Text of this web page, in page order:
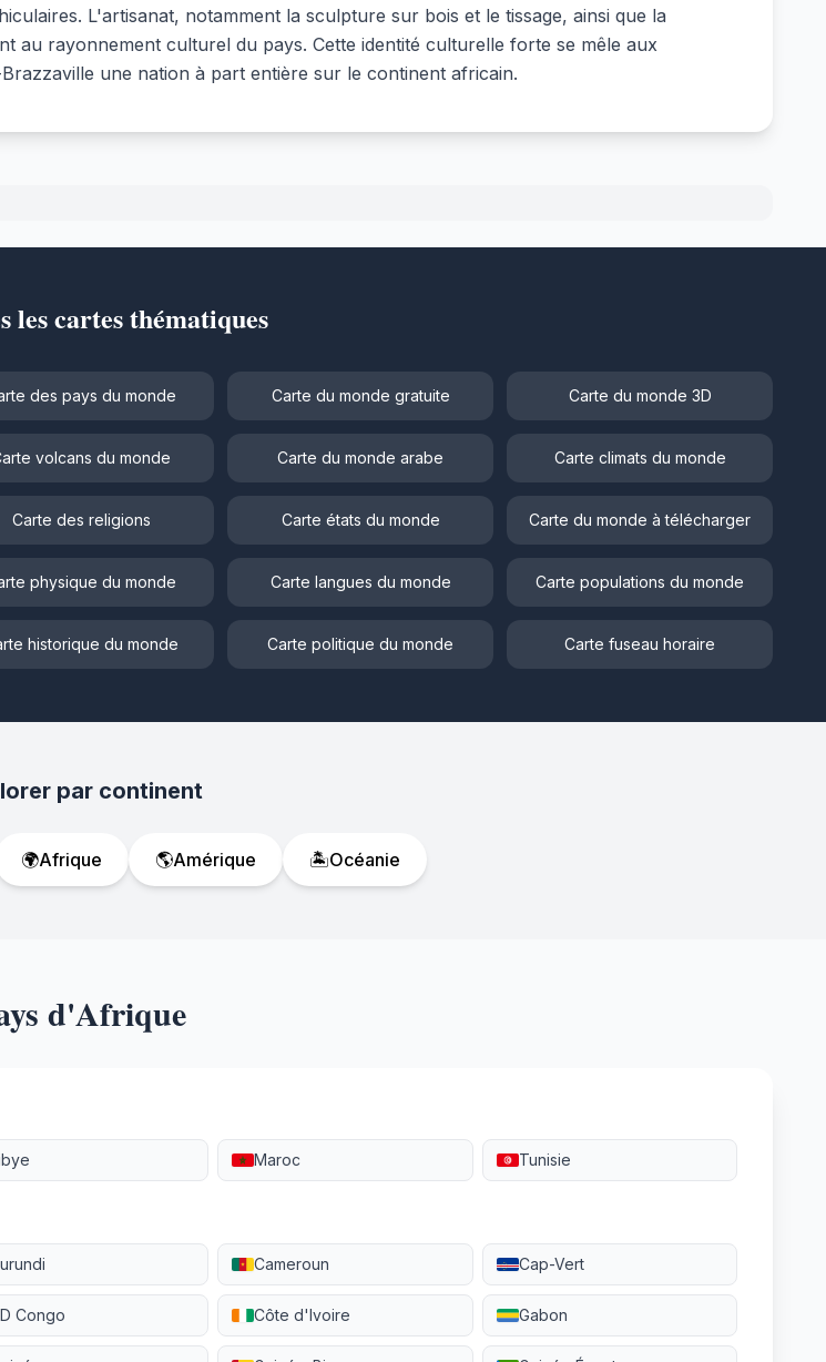
L'artisanat, notamment la sculpture sur bois et le tissage, ainsi que la
au rayonnement culturel du pays. Cette identité culturelle forte se mêle aux
une nation à part entière sur le continent africain.
cartes thématiques
des pays du monde Carte du monde gratuite Carte du monde 3D
volcans du monde Carte du monde arabe Carte climats du monde
Carte des religions Carte états du monde Carte du monde à télécharger
physique du monde Carte langues du monde Carte populations du monde
historique du monde Carte politique du monde Carte fuseau horaire
par continent
🌍Afrique 🌎Amérique 🏝️Océanie
d'Afrique
Maroc Tunisie
Cameroun Cap-Vert
Congo Côte d'Ivoire Gabon